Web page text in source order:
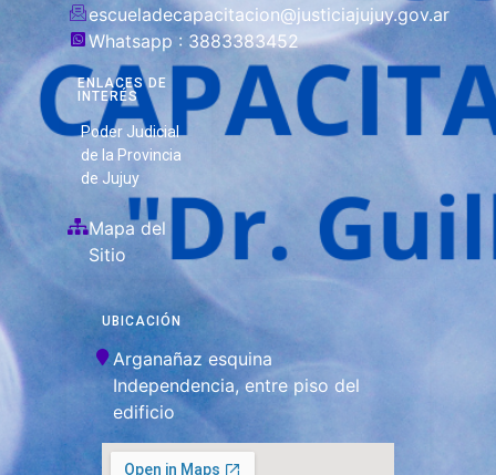
escueladecapacitacion@justiciajujuy.gov.ar
Whatsapp : 3883383452
ENLACES DE
INTERÉS
Poder Judicial
de la Provincia
de Jujuy
Mapa del
Sitio
UBICACIÓN
Arganañaz esquina
Independencia, entre piso del
edificio